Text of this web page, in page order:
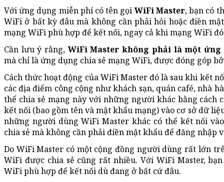
Với ứng dụng miễn phí có tên gọiWiFi Master, bạn có
WiFi ở bất kỳ đâu mà không cần phải hỏi hoặc điền
mạng WiFi phù hợp để kết nối, ngay cả khi mạng WiFi
Cần lưu ý rằng,WiFi Master không phải là một
mà chỉ là ứng dụng chia sẻ mạng WiFi, được đóng góp
Cách thức hoạt động của WiFi Master đó là sau khi kết
các địa điểm công cộng như khách sạn, quán café, nhà
thể chia sẻ mạng này với những người khác bằng cách
kết nối (bao gồm tên và mật khẩu mạng) vào cơ sở dữ
những người dùng WiFi Master khác có thể kết nối
chia sẻ mà không cần phải điền mật khẩu để đăng nhập
Do WiFi Master có một cộng đồng người dùng rất lớn
WiFi được chia sẻ cũng rất nhiều. Với WiFi Master,
WiFi phù hợp để kết nối dù đang ở bất cứ đâu.